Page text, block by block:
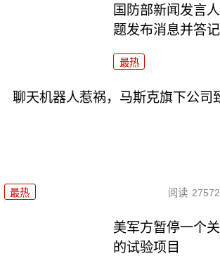
国防部新闻发言
题发布消息并答记
最热
聊天机器人惹祸，马斯克旗下公司
最热 阅读 27572
美军方暂停一个
的试验项目